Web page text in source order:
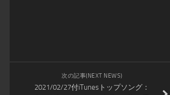
次の記事(NEXT NEWS)
2021/02/27付iTunesトップソング：